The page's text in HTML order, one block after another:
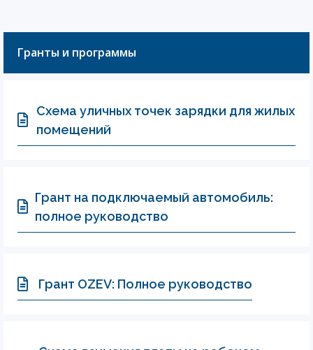
Гранты и программы
Схема уличных точек зарядки для жилых
помещений
Грант на подключаемый автомобиль:
полное руководство
Грант OZEV: Полное руководство